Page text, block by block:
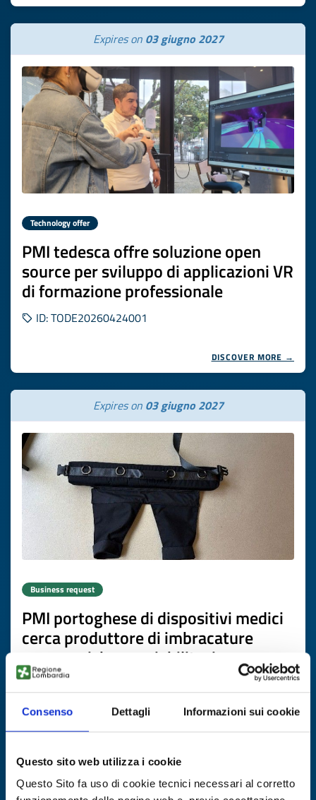
Consenso Dettagli Informazioni sui cookie
Questo sito web utilizza i cookie
Questo Sito fa uso di cookie tecnici necessari al corretto
Expires on 03 giugno 2027
Technology offer
PMI tedesca offre soluzione open
source per sviluppo di applicazioni VR
di formazione professionale
ID: TODE20260424001
DISCOVER MORE →
Expires on 03 giugno 2027
Business request
PMI portoghese di dispositivi medici
cerca produttore di imbracature
ergonomiche per riabilitazione
ID: BRPT20260416016